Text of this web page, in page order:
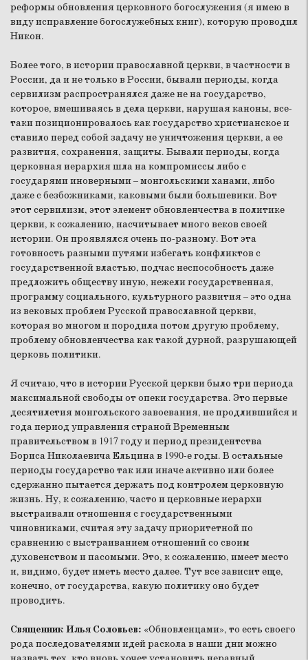
реформы обновления церковного богослужения (я имею в
виду исправление богослужебных книг), которую проводил
Никон.
Более того, в истории православной церкви, в частности в
России, да и не только в России, бывали периоды, когда
сервилизм распространялся даже не на государство,
которое, вмешиваясь в дела церкви, нарушая каноны, все-
таки позиционировалось как государство христианское и
ставило перед собой задачу не уничтожения церкви, а ее
развития, сохранения, защиты. Бывали периоды, когда
церковная иерархия шла на компромиссы либо с
государями иноверными – монгольскими ханами, либо
даже с безбожниками, каковыми были большевики. Вот
этот сервилизм, этот элемент обновленчества в политике
церкви, к сожалению, насчитывает много веков своей
истории. Он проявлялся очень по-разному. Вот эта
готовность разными путями избегать конфликтов с
государственной властью, подчас неспособность даже
предложить обществу иную, нежели государственная,
программу социального, культурного развития – это одна
из вековых проблем Русской православной церкви,
которая во многом и породила потом другую проблему,
проблему обновленчества как такой дурной, разрушающей
церковь политики.
Я считаю, что в истории Русской церкви было три периода
максимальной свободы от опеки государства. Это первые
десятилетия монгольского завоевания, не продлившийся и
года период управления страной Временным
правительством в 1917 году и период президентства
Бориса Николаевича Ельцина в 1990-е годы. В остальные
периоды государство так или иначе активно или более
сдержанно пытается держать под контролем церковную
жизнь. Ну, к сожалению, часто и церковные иерархи
выстраивали отношения с государственными
чиновниками, считая эту задачу приоритетной по
сравнению с выстраиванием отношений со своим
духовенством и пасомыми. Это, к сожалению, имеет место
и, видимо, будет иметь место далее. Тут все зависит еще,
конечно, от государства, какую политику оно будет
проводить.
Священник Илья Соловьев: «Обновленцами», то есть своего
рода последователями идей раскола в наши дни можно